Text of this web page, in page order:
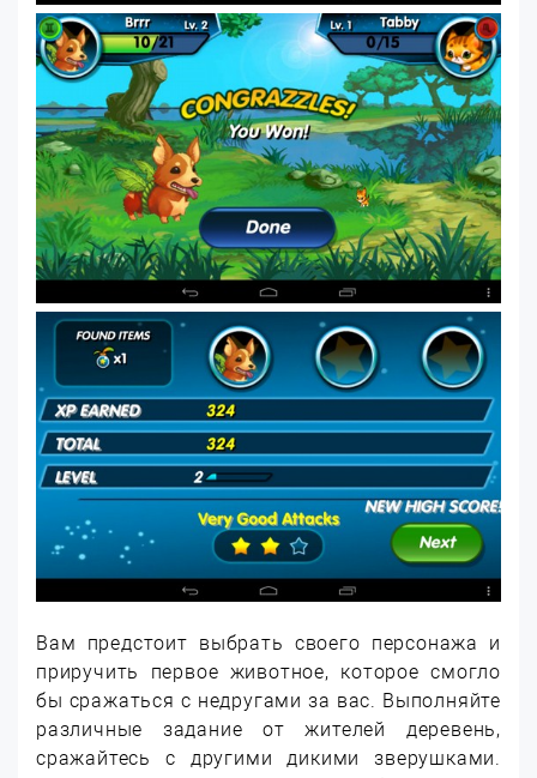
Вам предстоит выбрать своего персонажа и
приручить первое животное, которое смогло
бы сражаться с недругами за вас. Выполняйте
различные задание от жителей деревень,
сражайтесь с другими дикими зверушками.